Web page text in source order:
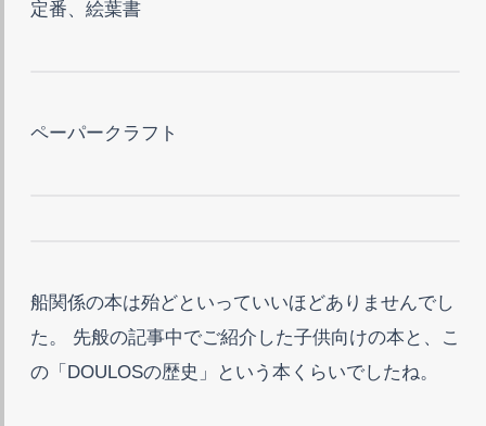
定番、絵葉書
ペーパークラフト
船関係の本は殆どといっていいほどありませんでし
た。 先般の記事中でご紹介した子供向けの本と、こ
の「DOULOSの歴史」という本くらいでしたね。